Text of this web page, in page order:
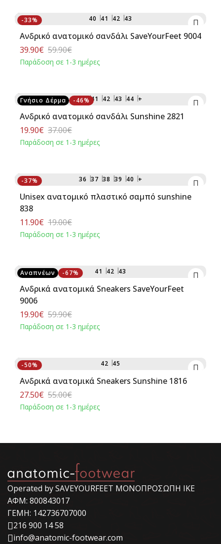
-33% 40 41 42 43
Ανδρικό ανατομικό σανδάλι SaveYourFeet 9004
39.90€ 59.90€
Παράδοση σε 1-3 ημέρες
Γνήσιο Δέρμα -46%
40 41 42 43 44 +
Ανδρικό ανατομικό σανδάλι Sunshine 2821
19.90€ 37.00€
Παράδοση σε 1-3 ημέρες
-37% 36 37 38 39 40 +
Unisex ανατομικό πλαστικό σαμπό sunshine
838
11.90€ 19.00€
Παράδοση σε 1-3 ημέρες
Αναπνέων -67% 41 42 43
Ανδρικά ανατομικά Sneakers SaveYourFeet
9006
19.90€ 59.90€
Παράδοση σε 1-3 ημέρες
-50% 42 45
Ανδρικά ανατομικά Sneakers Sunshine 1816
27.50€ 55.00€
Παράδοση σε 1-3 ημέρες
Operated by SAVEYOURFEET ΜΟΝΟΠΡΟΣΩΠΗ ΙΚΕ
ΑΦΜ: 800843017
ΓΕΜΗ: 142736707000
216 900 14 58
info@anatomic-footwear.com